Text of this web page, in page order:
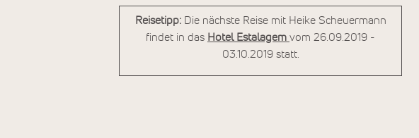
Reisetipp:Die nächste Reise mit Heike Scheuermann
findet in das Hotel Estalagem vom 26.09.2019 -
03.10.2019 statt.